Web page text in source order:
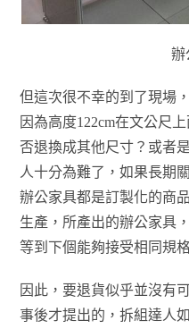
辦
但這次很不幸的到了現場
因為高度122cm在文公尺
否退換成其他尺寸？或者
人十分為難了，如果長期
辦公家具都是訂製化的商
生產，所產出的辦公家具
等到下個能夠接受相同規
因此，要退貨似乎並沒有
事後才提出的，拆組達人